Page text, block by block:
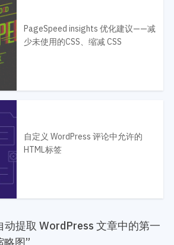
PageSpeed insights 优化建议——减
少未使用的CSS、缩减 CSS
自定义 WordPress 评论中允许的
HTML标签
动提取 WordPress 文章中的第一
略图”